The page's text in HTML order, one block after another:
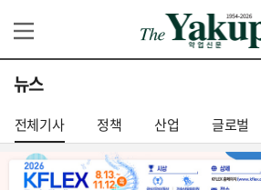
뉴스
전체기사 정책 산업 글로벌